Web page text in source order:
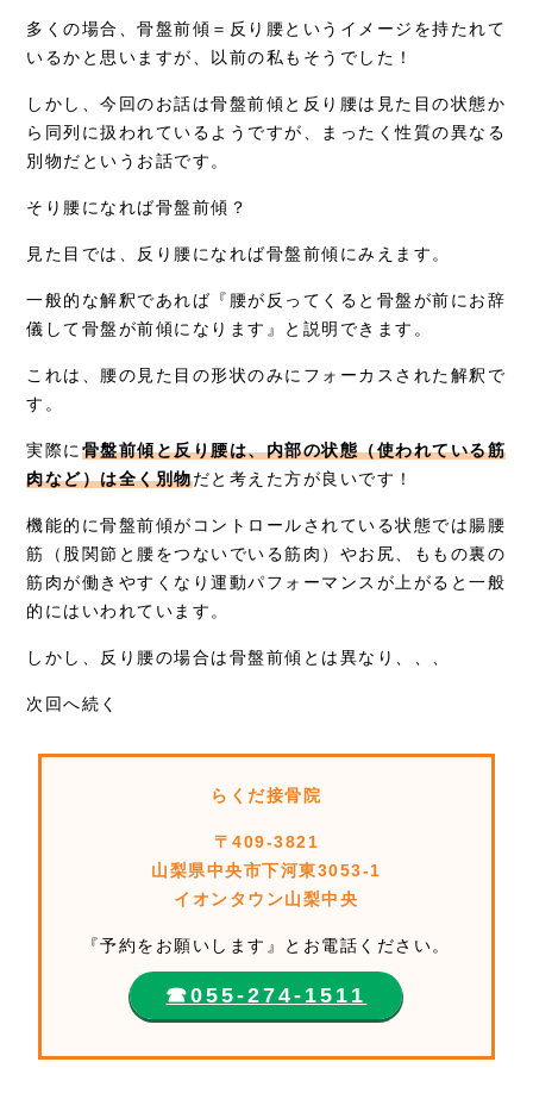
多くの場合、骨盤前傾＝反り腰というイメージを持たれて
いるかと思いますが、以前の私もそうでした！
しかし、今回のお話は骨盤前傾と反り腰は見た目の状態か
ら同列に扱われているようですが、まったく性質の異なる
別物だというお話です。
そり腰になれば骨盤前傾？
見た目では、反り腰になれば骨盤前傾にみえます。
一般的な解釈であれば『腰が反ってくると骨盤が前にお辞
儀して骨盤が前傾になります』と説明できます。
これは、腰の見た目の形状のみにフォーカスされた解釈で
す。
実際に 骨盤前傾と反り腰は、内部の状態（使われている筋
肉など）は全く別物だと考えた方が良いです！
機能的に骨盤前傾がコントロールされている状態では腸腰
筋（股関節と腰をつないでいる筋肉）やお尻、ももの裏の
筋肉が働きやすくなり運動パフォーマンスが上がると一般
的にはいわれています。
しかし、反り腰の場合は骨盤前傾とは異なり、、、
次回へ続く
らくだ接骨院
〒409-3821
山梨県中央市下河東3053-1
イオンタウン山梨中央
『予約をお願いします』とお電話ください。
☎︎055-274-1511